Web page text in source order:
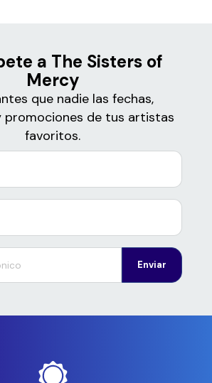
a The Sisters of
Mercy
que nadie las fechas,
promociones de tus artistas
favoritos.
Enviar